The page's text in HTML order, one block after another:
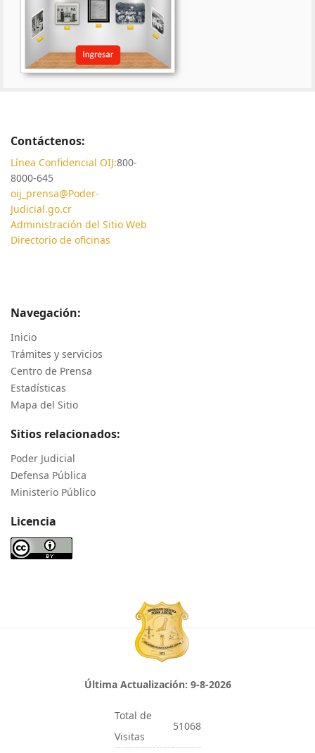
Contáctenos:
Línea Confidencial OIJ:800-
8000-645
oij_prensa@Poder-
Judicial.go.cr
Administración del Sitio Web
Directorio de oficinas
Navegación:
Inicio
Trámites y servicios
Centro de Prensa
Estadísticas
Mapa del Sitio
Sitios relacionados:
Poder Judicial
Defensa Pública
Ministerio Público
Licencia
Última Actualización: 9-8-2026
Total de
Visitas
51068